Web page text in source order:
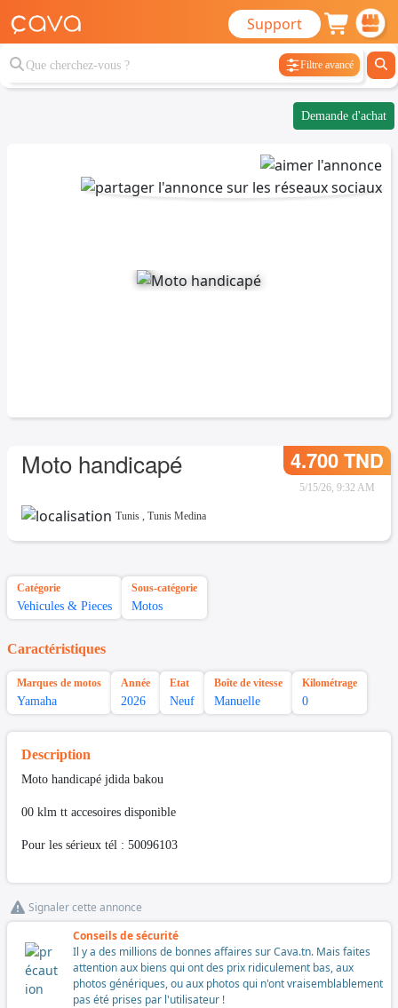
Support
Filtre avancé
Demande d'achat
Moto handicapé 4.700 TND
5/15/26, 9:32 AM
Tunis , Tunis Medina
Catégorie
Vehicules & Pieces
Sous-catégorie
Motos
Caractéristiques
Marques de motos
Yamaha
Année
2026
Etat
Neuf
Boîte de vitesse
Manuelle
Kilométrage
0
Description
Moto handicapé jdida bakou
00 klm tt accesoires disponible
Pour les sérieux tél : 50096103
Signaler cette annonce
Conseils de sécurité
Il y a des millions de bonnes affaires sur Cava.tn. Mais faites
attention aux biens qui ont des prix ridiculement bas, aux
photos génériques, ou aux photos qui n'ont vraisemblablement
pas été prises par l'utilisateur !